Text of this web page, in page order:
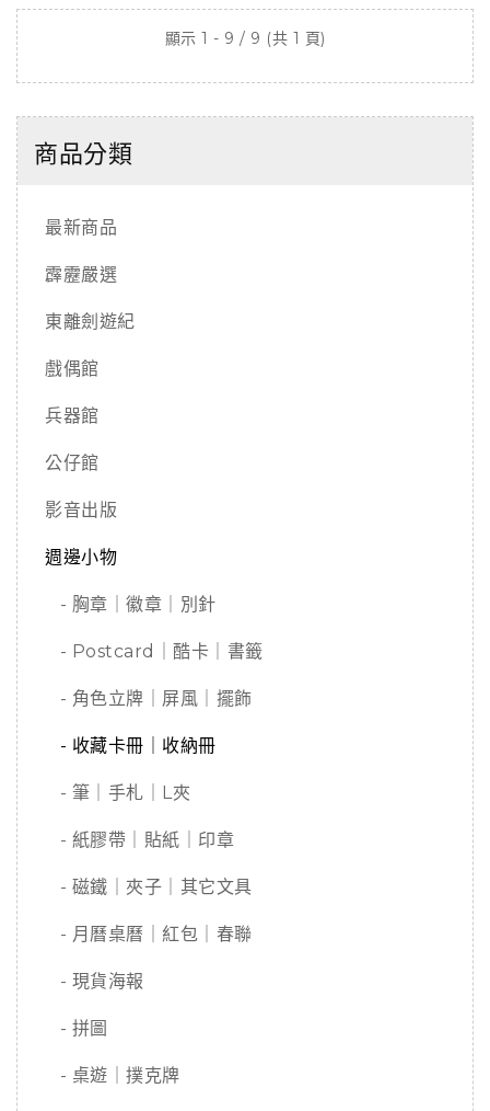
顯示 1 - 9 / 9 (共 1 頁)
商品分類
最新商品
霹靂嚴選
東離劍遊紀
戲偶館
兵器館
公仔館
影音出版
週邊小物
- 胸章｜徽章｜別針
- Postcard｜酷卡｜書籤
- 角色立牌｜屏風｜擺飾
- 收藏卡冊｜收納冊
- 筆｜手札｜L夾
- 紙膠帶｜貼紙｜印章
- 磁鐵｜夾子｜其它文具
- 月曆桌曆｜紅包｜春聯
- 現貨海報
- 拼圖
- 桌遊｜撲克牌